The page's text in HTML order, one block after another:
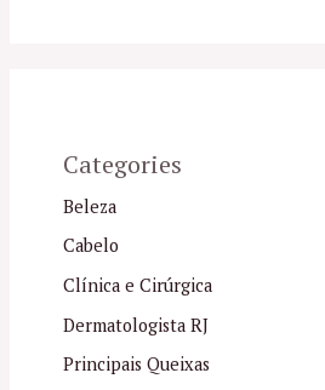
Categories
Beleza
Cabelo
Clínica e Cirúrgica
Dermatologista RJ
Principais Queixas